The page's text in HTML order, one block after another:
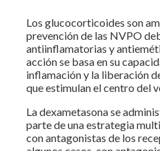
Los glucocorticoides son
prevención de las NVPO
antiinflamatorias y
acción se basa en su
inflamación y la liberación
que estimulan el centro del
La dexametasona se
parte de una estrategia
con antagonistas de los